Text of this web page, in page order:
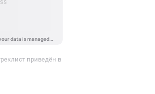
приведён в